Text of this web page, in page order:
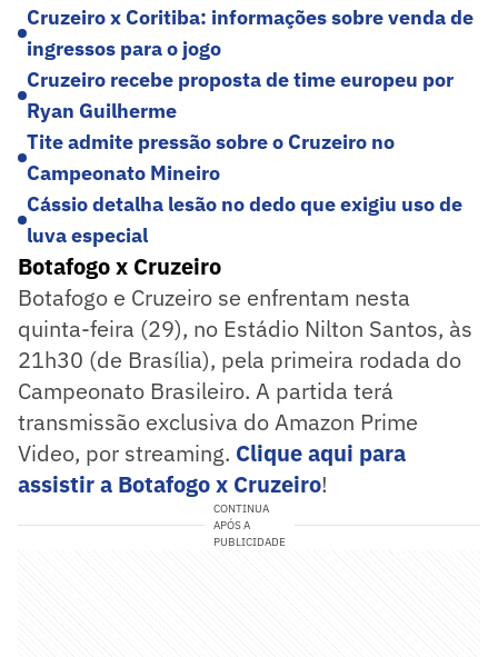
Cruzeiro x Coritiba: informações sobre venda de
ingressos para o jogo
Cruzeiro recebe proposta de time europeu por
Ryan Guilherme
Tite admite pressão sobre o Cruzeiro no
Campeonato Mineiro
Cássio detalha lesão no dedo que exigiu uso de
luva especial
Botafogo x Cruzeiro
Botafogo e Cruzeiro se enfrentam nesta
quinta-feira (29), no Estádio Nilton Santos, às
21h30 (de Brasília), pela primeira rodada do
Campeonato Brasileiro. A partida terá
transmissão exclusiva do Amazon Prime
Video, por streaming. Clique aqui para
assistir a Botafogo x Cruzeiro!
CONTINUA
APÓS A
PUBLICIDADE